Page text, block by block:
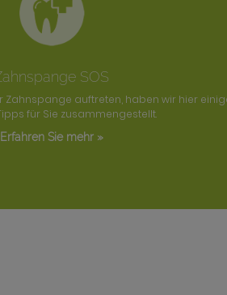
SOS
Zahnspange auftreten, haben wir hier
für Sie zusammengestellt.
Erfahren Sie mehr »